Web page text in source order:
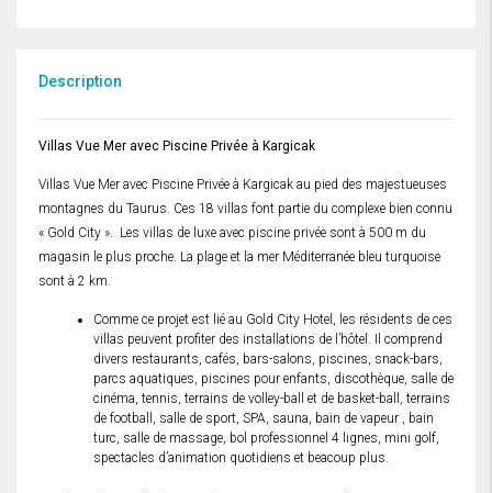
Description
Villas Vue Mer avec Piscine Privée à Kargicak
Villas Vue Mer avec Piscine Privée à Kargicak au pied des majestueuses
montagnes du Taurus. Ces 18 villas font partie du complexe bien connu
« Gold City ». Les villas de luxe avec piscine privée sont à 500 m du
magasin le plus proche. La plage et la mer Méditerranée bleu turquoise
sont à 2 km.
Comme ce projet est lié au Gold City Hotel, les résidents de ces
villas peuvent profiter des installations de l’hôtel. Il comprend
divers restaurants, cafés, bars-salons, piscines, snack-bars,
parcs aquatiques, piscines pour enfants, discothèque, salle de
cinéma, tennis, terrains de volley-ball et de basket-ball, terrains
de football, salle de sport, SPA, sauna, bain de vapeur , bain
turc, salle de massage, bol professionnel 4 lignes, mini golf,
spectacles d’animation quotidiens et beacoup plus.